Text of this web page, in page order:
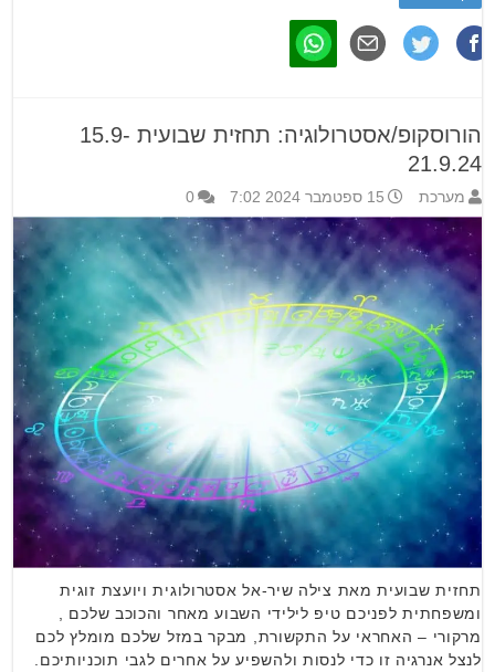
הורוסקופ/אסטרולוגיה: תחזית שבועית 15.9-
21.9.24
מערכת 15 ספטמבר 2024 7:02 0
תחזית שבועית מאת צילה שיר-אל אסטרולוגית ויועצת זוגית
ומשפחתית לפניכם טיפ לילידי השבוע מאחר והכוכב שלכם ,
מרקורי – האחראי על התקשורת, מבקר במזל שלכם מומלץ לכם
לנצל אנרגיה זו כדי לנסות ולהשפיע על אחרים לגבי תוכניותיכם.